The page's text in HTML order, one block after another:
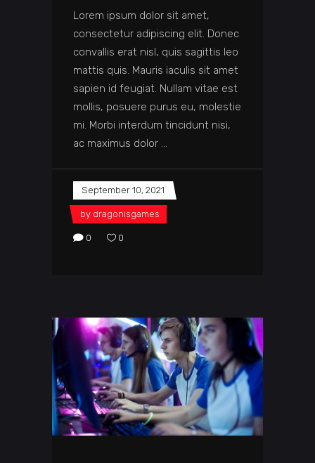
Lorem ipsum dolor sit amet,
consectetur adipiscing elit. Donec
convallis erat nisl, quis sagittis leo
mattis quis. Mauris iaculis sit amet
sapien id feugiat. Nullam vitae est
mollis, posuere purus eu, molestie
mi. Morbi interdum tincidunt nisi,
ac maximus dolor
September 10, 2021
by dragonisgames
0 0